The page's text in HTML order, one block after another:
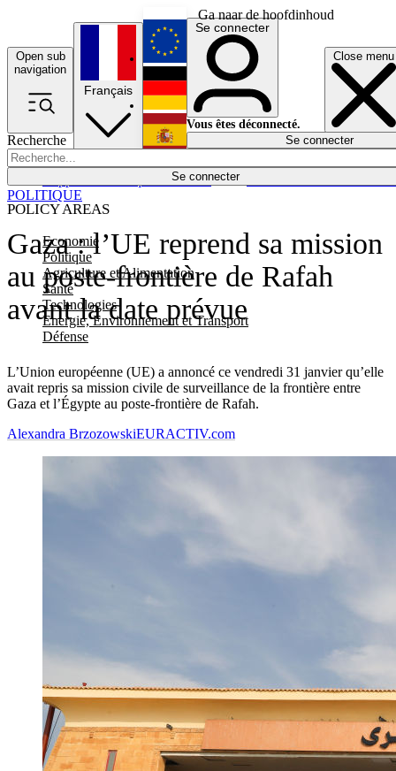
Ga naar de hoofdinhoud
Open sub
navigation
Close menu
Recherche
Se connecter
POLICY AREAS
Economie
Politique
Agriculture et Alimentation
Santé
Technologies
Energie, Environnement et Transport
Défense
Économie
Français
English
Deutsch
Español
Se connecter
Vous êtes déconnecté.
Se connecter
Gaza : l’UE reprend sa mission
au poste-frontière de Rafah
avant la date prévue
L’Union européenne (UE) a annoncé ce vendredi 31 janvier qu’elle
avait repris sa mission civile de surveillance de la frontière entre
Gaza et l’Égypte au poste-frontière de Rafah.
POLITIQUE
Alexandra BrzozowskiEURACTIV.com